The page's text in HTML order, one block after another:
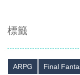
標籤
ARPG Final